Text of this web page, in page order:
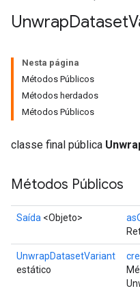
UnwrapDataset
Nesta página
Métodos Públicos
Métodos herdados
Métodos Públicos
classe final pública
Métodos Públicos
Saída <Objeto>
UnwrapDatasetVariant
estático